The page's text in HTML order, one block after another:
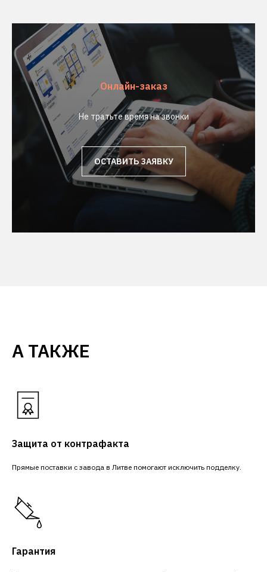
Онлайн-заказ
Не тратьте время на звонки
ОСТАВИТЬ ЗАЯВКУ
А ТАКЖЕ
Защита от контрафакта
Прямые поставки с завода в Литве помогают исключить подделку.
Гарантия